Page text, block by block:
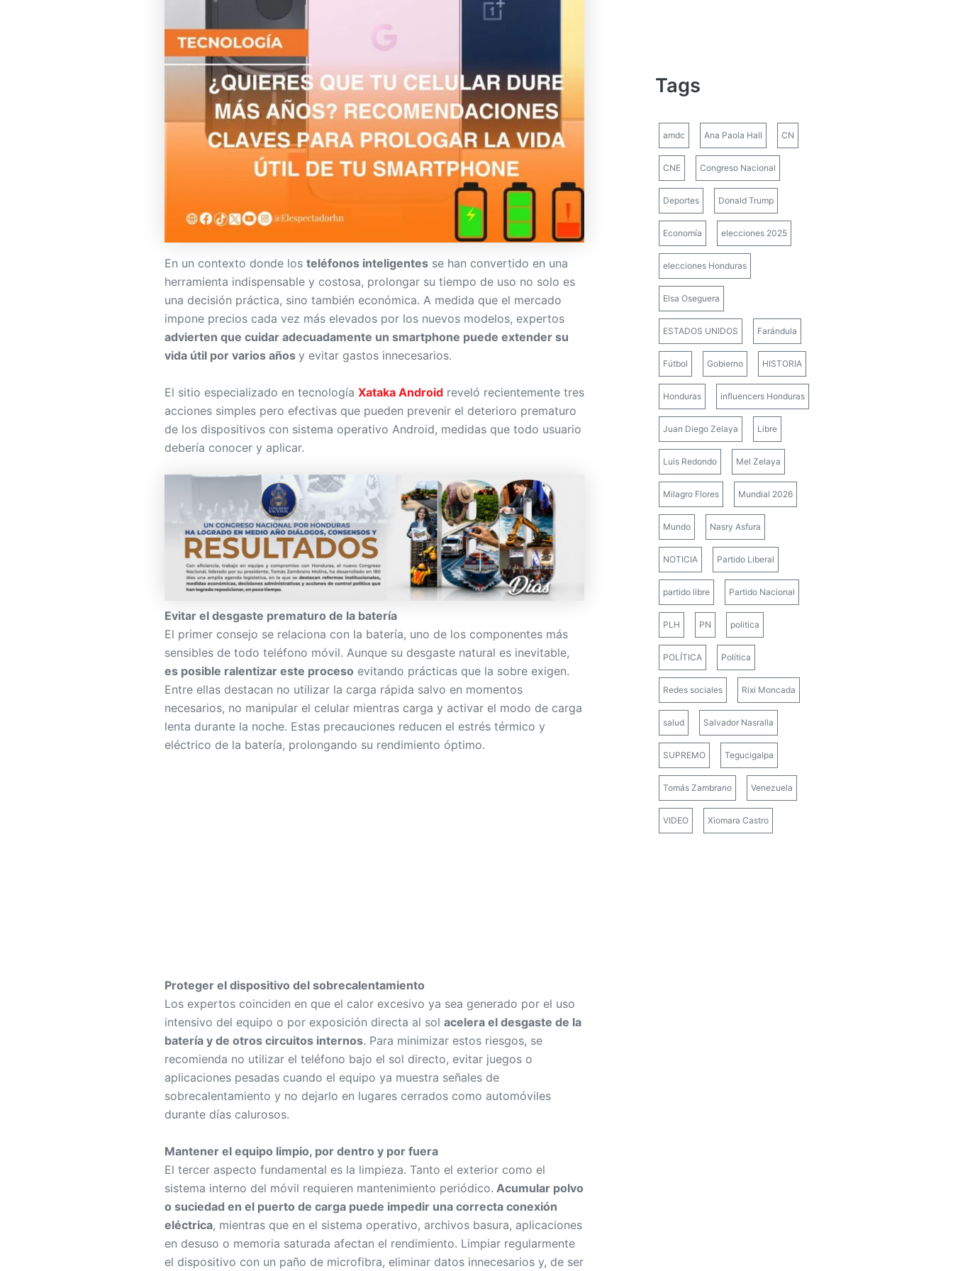
En un contexto donde los teléfonos inteligentes se han convertido en una
herramienta indispensable y costosa, prolongar su tiempo de uso no solo es
una decisión práctica, sino también económica. A medida que el mercado
impone precios cada vez más elevados por los nuevos modelos, expertos
advierten que cuidar adecuadamente un smartphone puede extender su
vida útil por varios años y evitar gastos innecesarios.
El sitio especializado en tecnología Xataka Android reveló recientemente tres
acciones simples pero efectivas que pueden prevenir el deterioro prematuro
de los dispositivos con sistema operativo Android, medidas que todo usuario
debería conocer y aplicar.
Evitar el desgaste prematuro de la batería
El primer consejo se relaciona con la batería, uno de los componentes más
sensibles de todo teléfono móvil. Aunque su desgaste natural es inevitable,
es posible ralentizar este proceso evitando prácticas que la sobre exigen.
Entre ellas destacan no utilizar la carga rápida salvo en momentos
necesarios, no manipular el celular mientras carga y activar el modo de carga
lenta durante la noche. Estas precauciones reducen el estrés térmico y
eléctrico de la batería, prolongando su rendimiento óptimo.
Proteger el dispositivo del sobrecalentamiento
Los expertos coinciden en que el calor excesivo ya sea generado por el uso
intensivo del equipo o por exposición directa al sol acelera el desgaste de la
batería y de otros circuitos internos. Para minimizar estos riesgos, se
recomienda no utilizar el teléfono bajo el sol directo, evitar juegos o
aplicaciones pesadas cuando el equipo ya muestra señales de
sobrecalentamiento y no dejarlo en lugares cerrados como automóviles
durante días calurosos.
Mantener el equipo limpio, por dentro y por fuera
El tercer aspecto fundamental es la limpieza. Tanto el exterior como el
sistema interno del móvil requieren mantenimiento periódico. Acumular polvo
o suciedad en el puerto de carga puede impedir una correcta conexión
eléctrica, mientras que en el sistema operativo, archivos basura, aplicaciones
en desuso o memoria saturada afectan el rendimiento. Limpiar regularmente
el dispositivo con un paño de microfibra, eliminar datos innecesarios y, de ser
Tags
amdc Ana Paola Hall CN
CNE Congreso Nacional
Deportes Donald Trump
Economía elecciones 2025
elecciones Honduras
Elsa Oseguera
ESTADOS UNIDOS Farándula
Fútbol Gobierno HISTORIA
Honduras influencers Honduras
Juan Diego Zelaya Libre
Luis Redondo Mel Zelaya
Milagro Flores Mundial 2026
Mundo Nasry Asfura
NOTICIA Partido Liberal
partido libre Partido Nacional
PLH PN politica
POLÍTICA Política
Redes sociales Rixi Moncada
salud Salvador Nasralla
SUPREMO Tegucigalpa
Tomás Zambrano Venezuela
VIDEO Xiomara Castro